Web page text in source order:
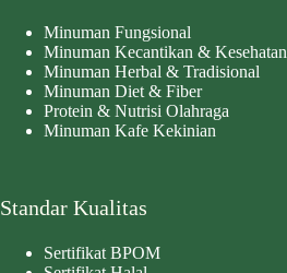
Minuman Fungsional
Minuman Kecantikan & Kesehatan
Minuman Herbal & Tradisional
Minuman Diet & Fiber
Protein & Nutrisi Olahraga
Minuman Kafe Kekinian
Standar Kualitas
Sertifikat BPOM